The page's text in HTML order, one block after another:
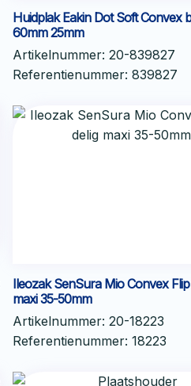
Huidplak Eakin Dot Soft Convex
60mm 25mm
Artikelnummer:20-839827
Referentienummer:839827
Ileozak SenSura Mio Convex Flip
maxi 35-50mm
Artikelnummer:20-18223
Referentienummer:18223